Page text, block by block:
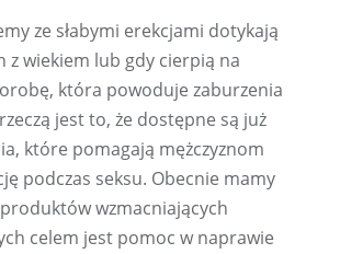
ze słabymi erekcjami dotykają
z wiekiem lub gdy cierpią na
która powoduje zaburzenia
jest to, że dostępne są już
które pomagają mężczyznom
podczas seksu. Obecnie mamy
wzmacniających
celem jest pomoc w naprawie